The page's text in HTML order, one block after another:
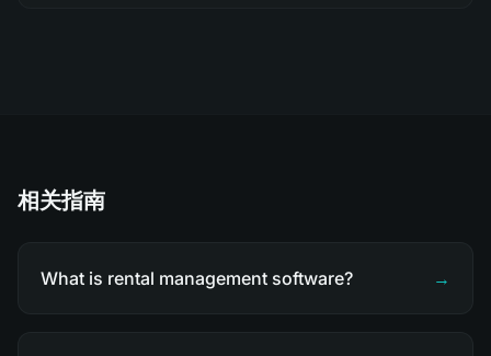
相关指南
What is rental management software? →